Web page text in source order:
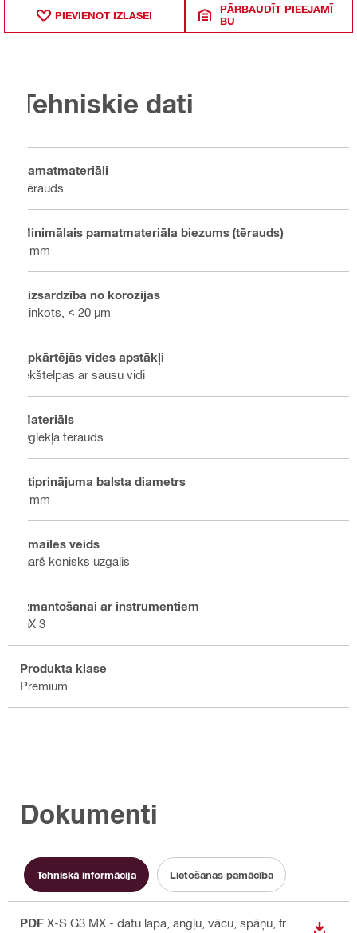
PIEVIENOT IZLASEI
PĀRBAUDĪT PIEEJAMĪ
BU
Tehniskie dati
Pamatmateriāli
Tērauds
Minimālais pamatmateriāla biezums (tērauds)
4 mm
Aizsardzība no korozijas
Cinkots, < 20 µm
Apkārtējās vides apstākļi
Iekštelpas ar sausu vidi
Materiāls
Oglekļa tērauds
Stiprinājuma balsta diametrs
3 mm
Smailes veids
Garš konisks uzgalis
Izmantošanai ar instrumentiem
GX 3
Produkta klase
Premium
Dokumenti
Tehniskā informācija Lietošanas pamācība
PDF X-S G3 MX - datu lapa , angļu, vācu, spāņu, fr